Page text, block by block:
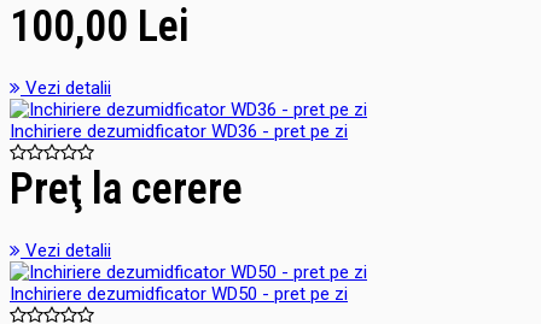
100,00 Lei
Vezi detalii
Inchiriere dezumidficator WD36 - pret pe zi
Preţ la cerere
Vezi detalii
Inchiriere dezumidficator WD50 - pret pe zi